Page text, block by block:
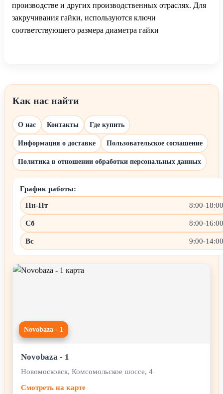
производстве и других производственных отраслях. Для
закручивания гайки, используются ключи
соответствующего размера диаметра гайки
Как нас найти
О нас Контакты Где купить
Информация о доставке Пользовательское соглашение
Политика в отношении обработки персональных данных
График работы:
Пн-Пт
8:00-18:00
Сб 8:00-16:00
Вс 9:00-14:00
Novobaza - 1
Novobaza - 1
Новомосковск, Комсомольское шоссе, 4
Смотреть на карте